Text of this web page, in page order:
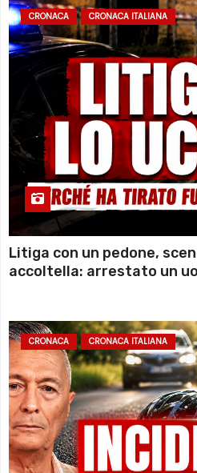
CRONACA CRONACA ITALIANA
Litiga con un pedone,
accoltella: arrestato un
CRONACA CRONACA ITALIANA